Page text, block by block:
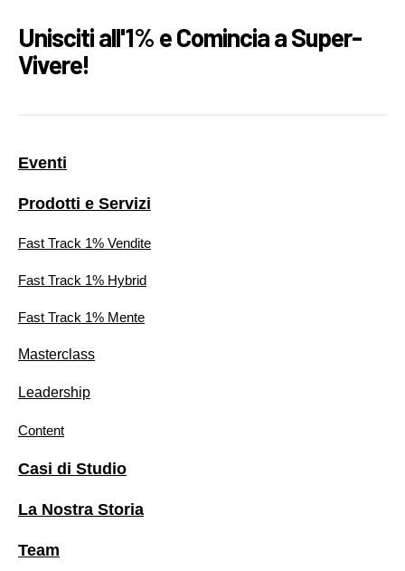
Unisciti all'1% e Comincia a Super-
Vivere!
Eventi
Prodotti e Servizi
Fast Track 1% Vendite
Fast Track 1% Hybrid
Fast Track 1% Mente
Masterclass
Leadership
Content
Casi di Studio
La Nostra Storia
Team